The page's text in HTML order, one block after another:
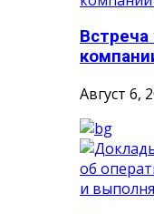
Август 6,